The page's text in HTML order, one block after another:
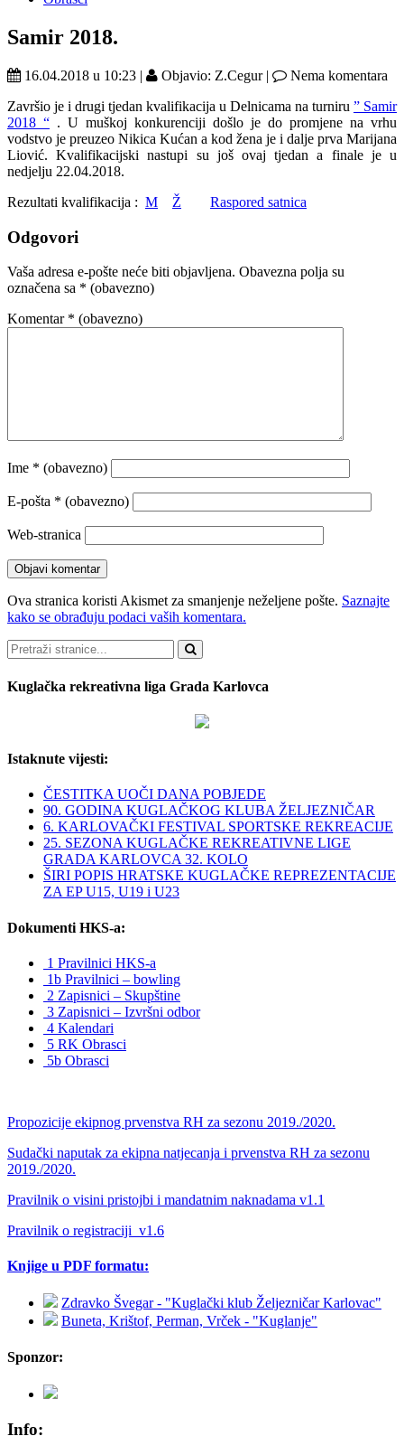
Samir 2018.
16.04.2018 u 10:23 | Objavio: Z.Cegur |
Nema komentara
Završio je i drugi tjedan kvalifikacija u Delnicama na turniru ” Samir
2018 “ . U muškoj konkurenciji došlo je do promjene na vrhu
vodstvo je preuzeo Nikica Kućan a kod žena je i dalje prva Marijana
Liović. Kvalifikacijski nastupi su još ovaj tjedan a finale je u
nedjelju 22.04.2018.
Rezultati kvalifikacija : M Ž Raspored satnica
Odgovori
Vaša adresa e-pošte neće biti objavljena. Obavezna polja su
označena sa * (obavezno)
Komentar * (obavezno)
Ime * (obavezno)
E-pošta * (obavezno)
Web-stranica
Ova stranica koristi Akismet za smanjenje neželjene pošte. Saznajte
kako se obrađuju podaci vaših komentara.
Pretraži
Kuglačka rekreativna liga Grada Karlovca
Istaknute vijesti:
ČESTITKA UOČI DANA POBJEDE
90. GODINA KUGLAČKOG KLUBA ŽELJEZNIČAR
6. KARLOVAČKI FESTIVAL SPORTSKE REKREACIJE
25. SEZONA KUGLAČKE REKREATIVNE LIGE
GRADA KARLOVCA 32. KOLO
ŠIRI POPIS HRATSKE KUGLAČKE REPREZENTACIJE
ZA EP U15, U19 i U23
Dokumenti HKS-a:
1 Pravilnici HKS-a
1b Pravilnici – bowling
2 Zapisnici – Skupštine
3 Zapisnici – Izvršni odbor
4 Kalendari
5 RK Obrasci
5b Obrasci
Propozicije ekipnog prvenstva RH za sezonu 2019./2020.
Sudački naputak za ekipna natjecanja i prvenstva RH za sezonu
2019./2020.
Pravilnik o visini pristojbi i mandatnim naknadama v1.1
Pravilnik o registraciji_v1.6
Knjige u PDF formatu:
Zdravko Švegar - "Kuglački klub Željezničar Karlovac"
Buneta, Krištof, Perman, Vrček - "Kuglanje"
Sponzor:
Info: